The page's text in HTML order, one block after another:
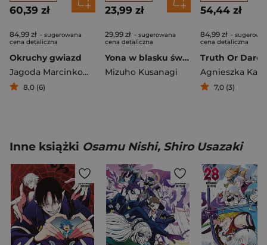
60,39 zł
84,99 zł - sugerowana
cena detaliczna
Okruchy gwiazd
Jagoda Marcinkowska
8,0 (6)
23,99 zł
29,99 zł - sugerowana
cena detaliczna
Yona w blasku świtu. Tom 37
Mizuho Kusanagi
54,44 zł
84,99 zł -
cena detaliczna
Truth Or Dare
Agnieszka
7,0 (3)
Inne książki Osamu Nishi, Shiro Usazaki